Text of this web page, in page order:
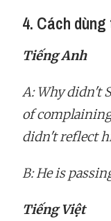
4. Cách
Tiếng Anh
A: Why didn't
of
didn't reflect
B: He is
Tiếng Việt